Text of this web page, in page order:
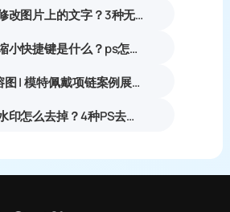
PS怎么修改图片上的文字？3种无痕改字方法，新手也能搞定
PS放大缩小快捷键是什么？ps怎么把图片拉大拉小？
AI高级溶图 | 模特佩戴项链案例展示
PS图片水印怎么去掉？4种PS去水印方法教程无痕去除各类图片水印